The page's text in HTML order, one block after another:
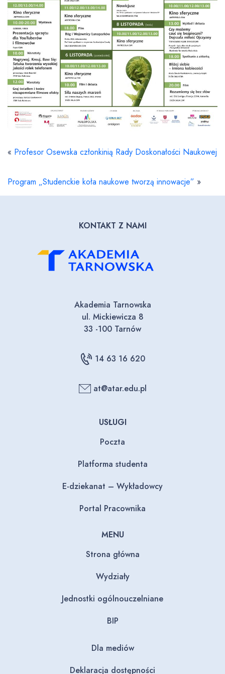
« Profesor Osewska członkinią Rady Doskonałości Naukowej
Program „Studenckie koła naukowe tworzą innowacje” »
KONTAKT Z NAMI
Akademia Tarnowska
ul. Mickiewicza 8
33 -100 Tarnów
14 63 16 620
at@atar.edu.pl
USŁUGI
Poczta
Platforma studenta
E-dziekanat – Wykładowcy
Portal Pracownika
MENU
Strona główna
Wydziały
Jednostki ogólnouczelniane
BIP
Dla mediów
Deklaracja dostępności